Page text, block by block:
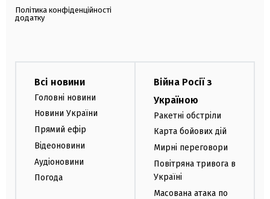
Політика конфіденційності
додатку
Всі новини
Головні новини
Новини України
Прямий ефір
Відеоновини
Аудіоновини
Погода
Війна Росії з
Україною
Ракетні обстріли
Карта бойових дій
Мирні переговори
Повітряна тривога в
Україні
Масована атака по